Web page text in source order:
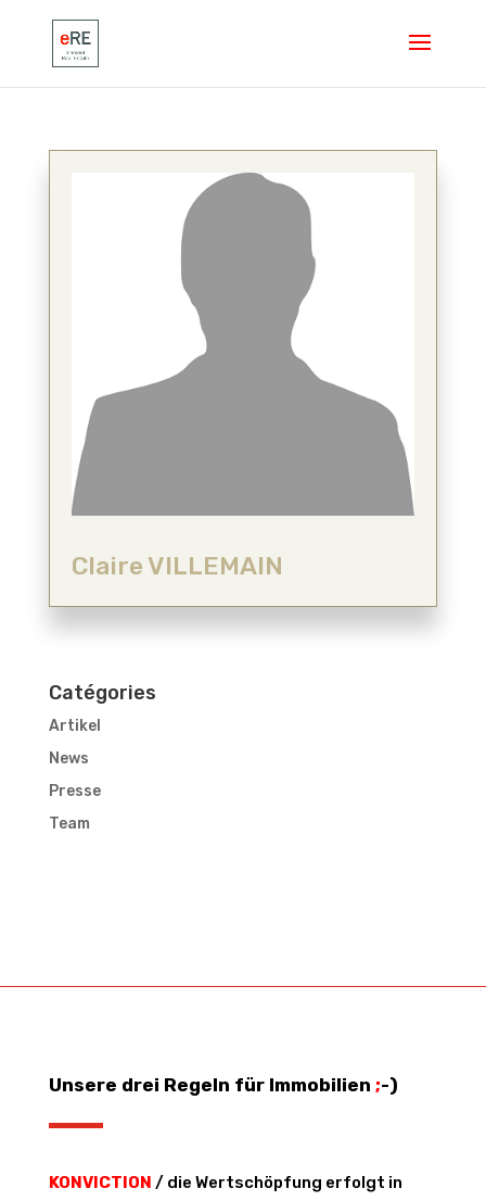
Claire VILLEMAIN
Catégories
Artikel
News
Presse
Team
Unsere drei Regeln für Immobilien ;-)
KONVICTION / die Wertschöpfung erfolgt in